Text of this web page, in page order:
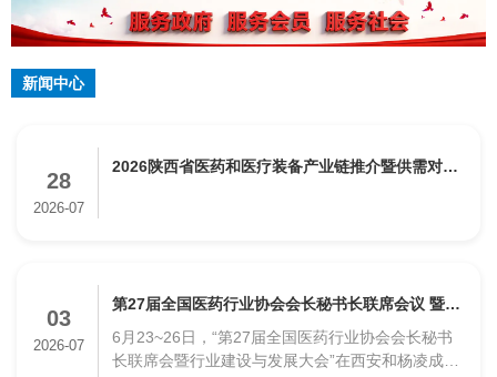
新闻中心
28
2026-07
2026陕西省医药和医疗装备产业链推介暨供需对接
03
2026-07
第27届全国医药行业协会会长秘书长联席会议 暨行
业建设与发展大会在陕成功举办
6月23~26日，“第27届全国医药行业协会会长秘书
长联席会暨行业建设与发展大会”在西安和杨凌成功